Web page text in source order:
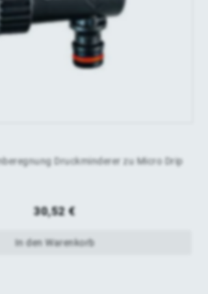
Druckminderer zu Micro Drip
30,52€
In den Warenkorb